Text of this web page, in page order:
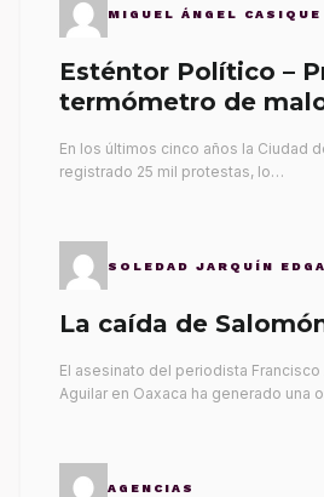
MIGUEL ÁNGEL
Esténtor Político –
termómetro de
En los últimos cinco años la Ciudad
registrado 25 mil protestas, lo…
SOLEDAD JARQUÍN
La caída de
El asesinato del periodista
Aguilar en Oaxaca ha generado una
AGENCIAS